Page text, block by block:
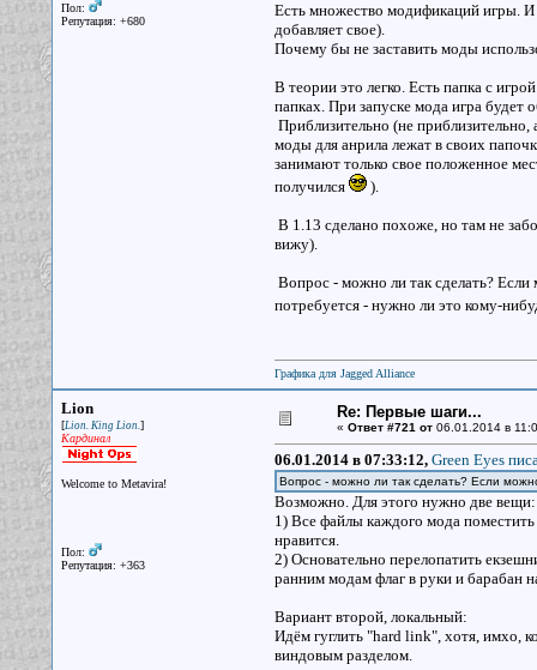
Пол:
Репутация: +680
Есть множество модификаций игры. И
добавляет свое).
Почему бы не заставить моды
В теории это легко. Есть папка с
папках. При запуске мода игра будет
Приблизительно (не
моды для анрила лежат в своих
занимают только свое положенное
получился
).
В 1.13 сделано похоже, но там не
вижу).
Вопрос - можно ли так сделать?
потребуется - нужно ли это кому-
Графика для Jagged Alliance
Lion
[Lion. King Lion.]
Кардинал
Welcome to Metavira!
Пол:
Репутация: +363
Re: Первые шаги...
« Ответ #721 от06.01.2014 в
06.01.2014 в 07:33:12, Green Eyes
Вопрос - можно ли так сделать? Если
Возможно. Для этого нужно две
1) Все файлы каждого мода поместить
нравится.
2) Основательно перелопатить
ранним модам флаг в руки и барабан
Вариант второй, локальный:
Идём гуглить "hard link", хотя, имхо,
виндовым разделом.